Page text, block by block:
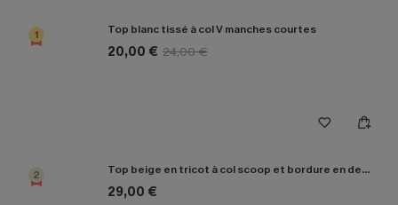
1 Top blanc tissé à col V manches courtes
20,00 € 24,00 €
2 Top beige en tricot à col scoop et bordure en dentelle
29,00 €